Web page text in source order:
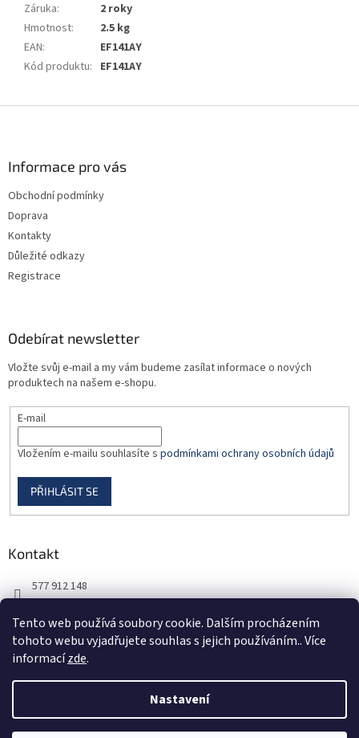
Tento web používá soubory cookie. Dalším procházením
tohoto webu vyjadřujete souhlas s jejich používáním.. Více
informacízde.
Nastavení
Záruka:
2 roky
Hmotnost:
2.5 kg
EAN:
EF141AY
Kód produktu: EF141AY
Informace pro vás
Obchodní podmínky
Doprava
Kontakty
Důležité odkazy
Registrace
Odebírat newsletter
Vložte svůj e-mail a my vám budeme zasílat informace o nových
produktech na našem e-shopu.
E-mail
Vložením e-mailu souhlasíte s podmínkami ochrany osobních údajů
PŘIHLÁSIT SE
Kontakt
577 912 148
Vytvořil Shoptet